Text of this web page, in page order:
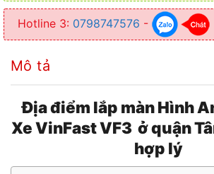
Hotline 3: 0798747576 -
Mô tả
Địa điểm lắp màn Hình
Xe VinFast VF3 ở quận
hợp lý